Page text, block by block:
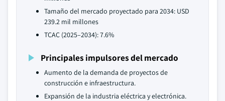
Tamaño del mercado proyectado para 2034: USD
239.2 mil millones
TCAC (2025–2034): 7.6%
Principales impulsores del mercado
Aumento de la demanda de proyectos de
construcción e infraestructura.
Expansión de la industria eléctrica y electrónica.